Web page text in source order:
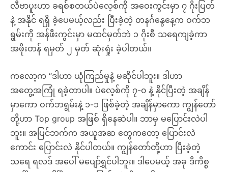
လီဗာပူးဟာ ခရစ်စတယ်ပဲလေ့စ်ကို အဝေးကွင်းမှာ ၇ ဂိုးပြတ်
နဲ့ အနိုင် ရရှိ ခဲ့ပေမယ့်လည်း ပြီးခဲ့တဲ့ တနင်္ဂနွေနေ့က ဝက်ဘ
ရွမ်းကို အန်ဖီးကွင်းမှာ မထင်မှတ်ဘဲ ၁ ဂိုးစီ သရေကျခဲ့ကာ
အဖိုးတန် ရမှတ် ၂ မှတ် ဆုံးရှုံး ခဲ့ပါတယ်။
ကလော့က “ဒါဟာ ယုံကြည်မှုနဲ့ မဆိုင်ပါဘူး။ ဒါဟာ
အတွေ့အကြုံ ရခဲ့တာပါ။ ပဲလေ့စ်ကို ၇-၀ နဲ့ နိုင်ပြီးတဲ့ အချိန်
မှာကော ဝက်ဘရွမ်းနဲ့ ၁-၁ ဖြစ်ခဲ့တဲ့ အချိန်မှာကော ကျွန်တော်
တို့ဟာ Top group အဖြစ် ရှိနေဆဲပါ။ ဘာမှ မပြောင်းလဲပါ
ဘူး။ အပြင်ဘက်က အယူအဆ တွေကတော့ ပြောင်းလဲ
ကောင်း ပြောင်းလဲ နိုင်ပါတယ်။ ကျွန်တော်တို့ဟာ ပြီးခဲ့တဲ့
သရေ ရလဒ် အပေါ် မပျော်ရွှင်ပါဘူး။ ဒါပေမယ့် အခု ဒီကိစ္စ